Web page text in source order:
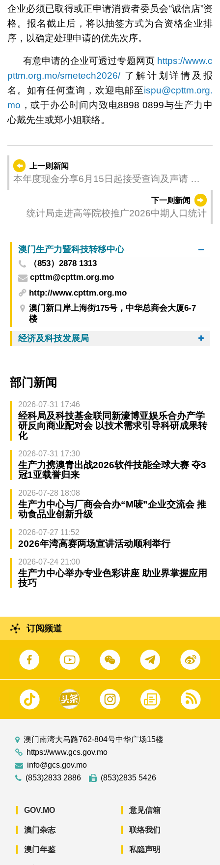
企业必须已取得或正申请消费者委员会“诚信店”资
格。报名截止后，将以抽签方式为合资格企业排
序，以确定处理申请的优先次序。
有意申请的企业可透过专题网页 https://www.c
pttm.org.mo/smetech2026/了解计划详情及报
名。如有任何查询，欢迎电邮至ispu@cpttm.org.
mo ，或于办公时间内致电8898 0899与生产力中
心戴先生或郑小姐联络。
上一则新闻
本年度现金分享6月15日起接受查询及声请 多
下一则新闻
统计局走进高等院校推广2026中期人口统计
澳门生产力暨科技转移中心
（853）2878 1313
cpttm@cpttm.org.mo
http://www.cpttm.org.mo
澳门新口岸上海街175号，中华总商会大厦6-7
楼
经济及科技发展局
部门新闻
2026-07-31 17:46
经科局及科技基金联同新濠博亚娱乐合办产学
研反向商业配对会 以技术需求引导科研成果转
化
2026-07-31 17:30
生产力携澳青出战2026软件技能全球大赛 夺3
冠1亚载誉归来
2026-07-28 18:08
生产力中心与厂商会合办“M唛”企业交流会 推
动食品业创新升级
2026-07-27 11:52
2026年湾高赛两场宣讲活动顺利举行
2026-07-24 21:00
生产力中心举办专业色彩讲座 助业界掌握应用
技巧
订阅频道
澳门南湾大马路762-804号中华广场15楼
https://www.gcs.gov.mo
info@gcs.gov.mo
(853)2833 2886
(853)2835 5426
GOV.MO
澳门杂志
澳门年鉴
意见信箱
联络我们
私隐声明